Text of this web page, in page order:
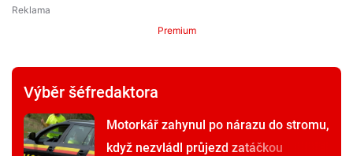
Premium
Výběr šéfredaktora
Motorkář zahynul po nárazu do stromu,
když nezvládl průjezd zatáčkou